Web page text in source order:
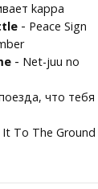
kappa
- Peace Sign
- Net-juu no
что тебя
It To The Ground